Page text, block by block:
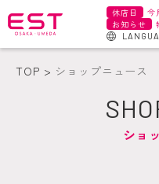
休店日
今
お知らせ
簡
繁
TOP ショップニュース
ショ